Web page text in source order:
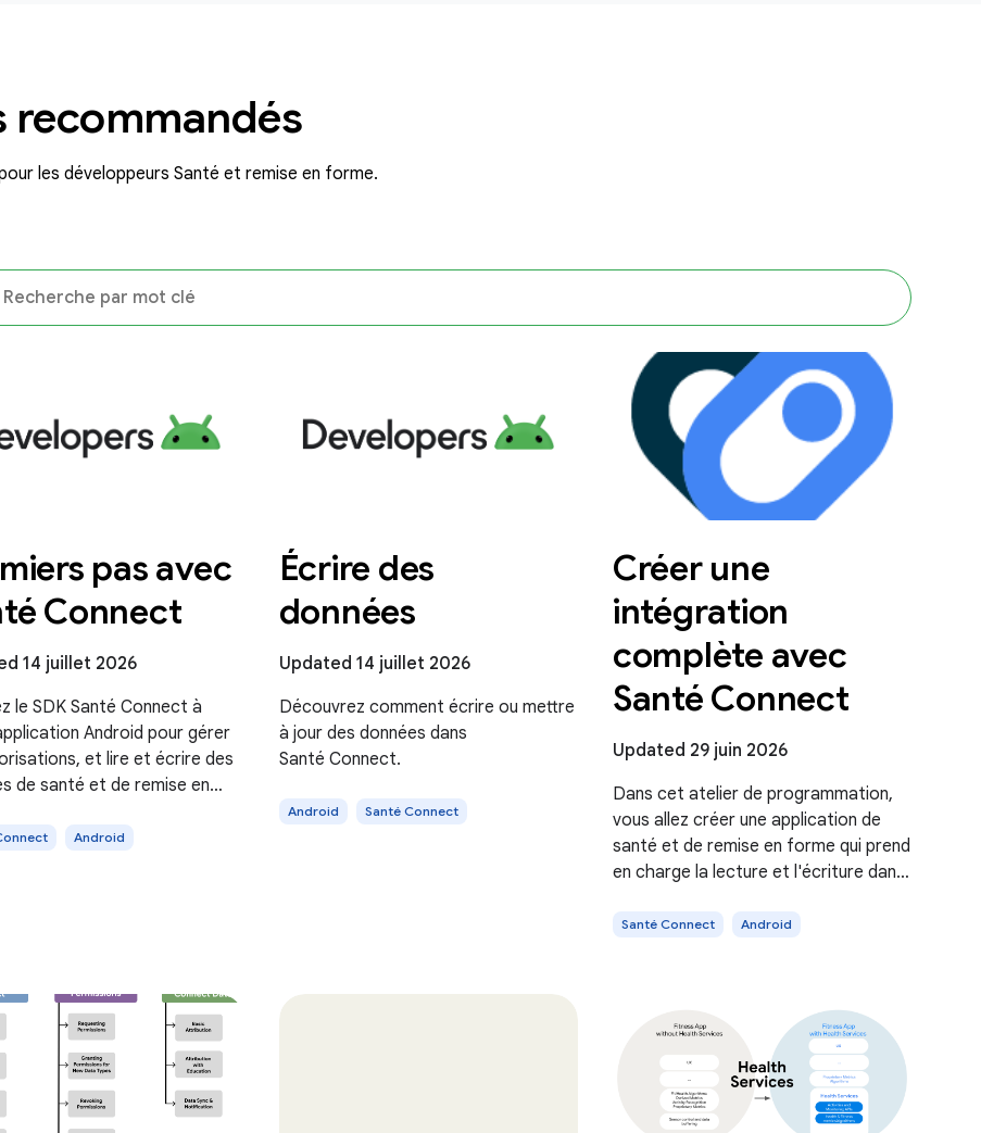
recommandés
les développeurs Santé et remise en forme.
pas avec
Connect
14 juillet 2026
le SDK Santé Connect à
Android pour gérer
et lire et écrire des
de santé et de remise en
Android
Écrire des
données
Updated 14 juillet 2026
Découvrez comment écrire ou mettre
à jour des données dans
Santé Connect.
Android Santé Connect
Créer une
intégration
complète avec
Santé Connect
Updated 29 juin 2026
Dans cet atelier de programmation,
vous allez créer une application de
santé et de remise en forme qui prend
en charge la lecture et l'écriture dans
Santé Connect Android